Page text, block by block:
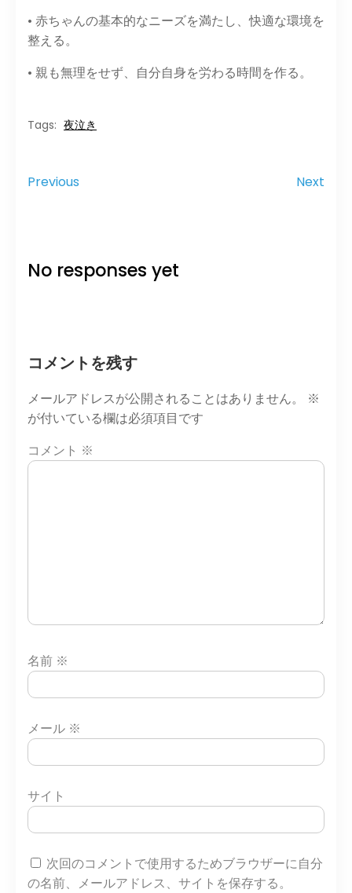
• 赤ちゃんの基本的なニーズを満たし、快適な環境を
整える。
• 親も無理をせず、自分自身を労わる時間を作る。
Tags: 夜泣き
Previous Next
No responses yet
コメントを残す
メールアドレスが公開されることはありません。
※
が付いている欄は必須項目です
コメント ※
名前 ※
メール ※
サイト
次回のコメントで使用するためブラウザーに自分
の名前、メールアドレス、サイトを保存する。